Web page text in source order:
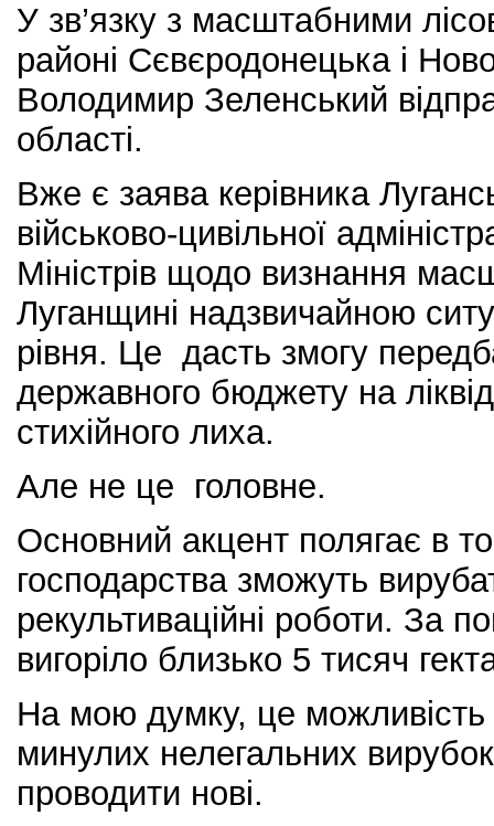
У зв’язку з масштабними
районі Сєвєродонецька і
Володимир Зеленський
області.
Вже є заява керівника
військово-цивільної
Міністрів щодо визнання
Луганщині надзвичайною
рівня. Це дасть змогу
державного бюджету на
стихійного лиха.
Але не це головне.
Основний акцент полягає в
господарства зможуть
рекультиваційні роботи. За
вигоріло близько 5 тисяч
На мою думку, це можливість
минулих нелегальних
проводити нові.